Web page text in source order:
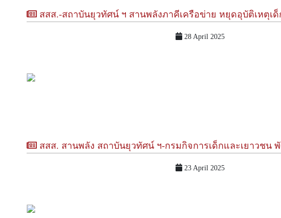
สสส.-สถาบันยุวทัศน์ ฯ สานพลังภาคีเครือข่าย หยุดอุบัติเหตุเด็ก-เยาวชน เดินหน้าขยายโมเดล 5 มาตรการ 3 จังหวัดระยอง-ขอน
28 April 2025
สสส. สานพลัง สถาบันยุวทัศน์ ฯ-กรมกิจการเด็กและเยาวชน พัฒนา “อาสาสร้างสุขภาพ Gen-H 20,000 คน ในสถานรองรับเด็ก
23 April 2025